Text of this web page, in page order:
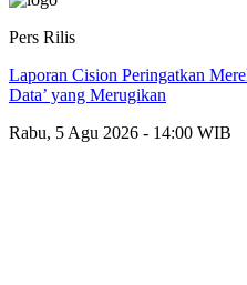
Pers Rilis
Laporan Cision Peringatkan
Data’ yang Merugikan
Rabu, 5 Agu 2026 - 14:00 WIB